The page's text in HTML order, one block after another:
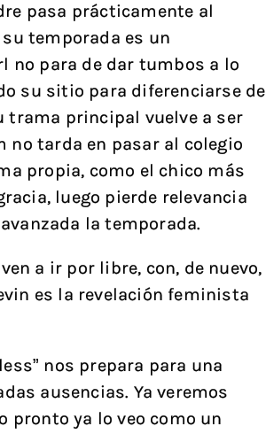
pasa prácticamente al
temporada es un
no para de dar tumbos a lo
su sitio para diferenciarse de
trama principal vuelve a ser
no tarda en pasar al colegio
propia, como el chico más
luego pierde relevancia
la temporada.
a ir por libre, con, de nuevo,
es la revelación feminista
nos prepara para una
ausencias. Ya veremos
pronto ya lo veo como un